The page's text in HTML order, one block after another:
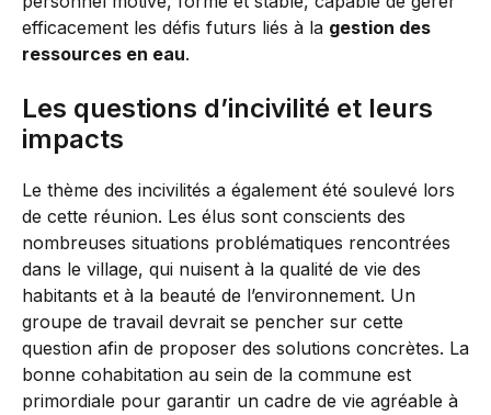
efficacement les défis futurs liés à la gestion des
ressources en eau.
Les questions d’incivilité et leurs
impacts
Le thème des incivilités a également été soulevé lors
de cette réunion. Les élus sont conscients des
nombreuses situations problématiques rencontrées
dans le village, qui nuisent à la qualité de vie des
habitants et à la beauté de l’environnement. Un
groupe de travail devrait se pencher sur cette
question afin de proposer des solutions concrètes. La
bonne cohabitation au sein de la commune est
primordiale pour garantir un cadre de vie agréable à